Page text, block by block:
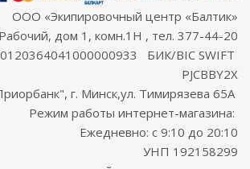
ООО «Экипировочный центр «Балтик»
дом 1, комн.1Н , тел. 377-44-20
БИК/BIC SWIFT
PJCBBY2X
г. Минск,ул. Тимирязева 65А
Режим работы интернет-магазина:
Ежедневно: с 9:10 до 20:10
УНП 192158299